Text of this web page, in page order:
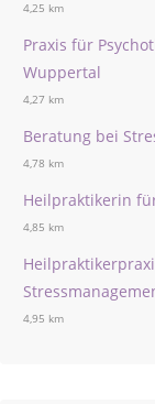
4,25 km
Praxis für
Wuppertal
4,27 km
Beratung bei
4,78 km
Heilpraktikerin
4,85 km
4,95 km